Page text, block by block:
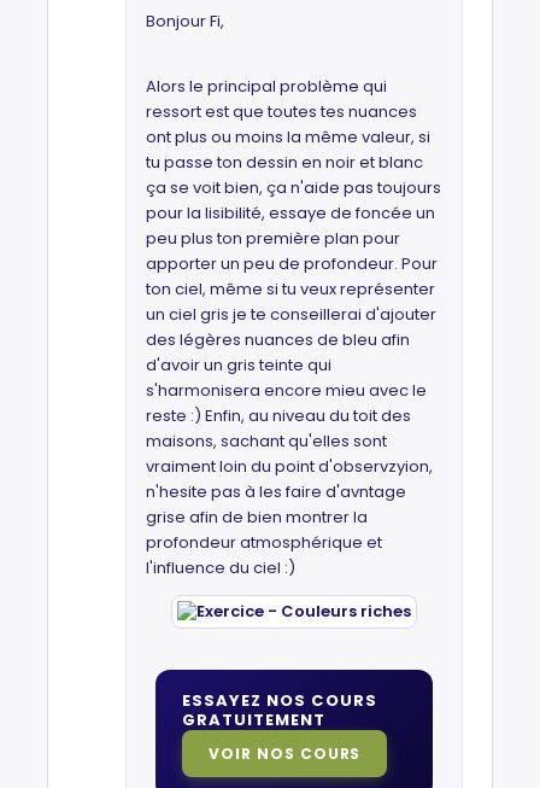
Bonjour Fi,
Alors le principal problème qui
ressort est que toutes tes nuances
ont plus ou moins la même valeur, si
tu passe ton dessin en noir et blanc
ça se voit bien, ça n'aide pas toujours
pour la lisibilité, essaye de foncée un
peu plus ton première plan pour
apporter un peu de profondeur. Pour
ton ciel, même si tu veux représenter
un ciel gris je te conseillerai d'ajouter
des légères nuances de bleu afin
d'avoir un gris teinte qui
s'harmonisera encore mieu avec le
reste :) Enfin, au niveau du toit des
maisons, sachant qu'elles sont
vraiment loin du point d'observzyion,
n'hesite pas à les faire d'avntage
grise afin de bien montrer la
profondeur atmosphérique et
l'influence du ciel :)
ESSAYEZ NOS COURS
GRATUITEMENT
VOIR NOS COURS